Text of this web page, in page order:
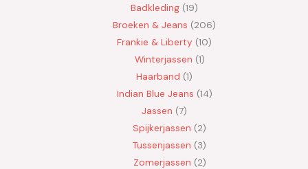
Badkleding 19
Broeken & Jeans
206
Frankie & Liberty 10
Winterjassen 1
Haarband 1
Indian Blue Jeans 14
Jassen 7
Spijkerjassen
2
Tussenjassen
3
Zomerjassen 2